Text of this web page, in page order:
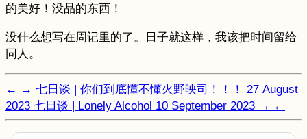
的美好！没品的东西！
没什么想写在周记里的了。日子就这样，我该把时间留给
同人。
← → 七日谈 | 你们到底懂不懂火野映司！！！
27 August
2023 七日谈 | Lonely Alcohol 10 September 2023 → ←